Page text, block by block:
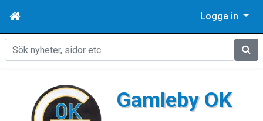
Logga in
Sök
Gamleby OK